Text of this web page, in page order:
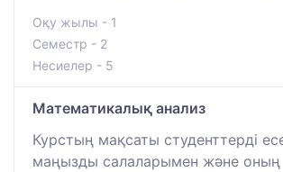
Оқу жылы - 1
Семестр - 2
Несиелер - 5
Математикалық анализ
Курстың мақсаты студенттерді
маңызды салаларымен және оның